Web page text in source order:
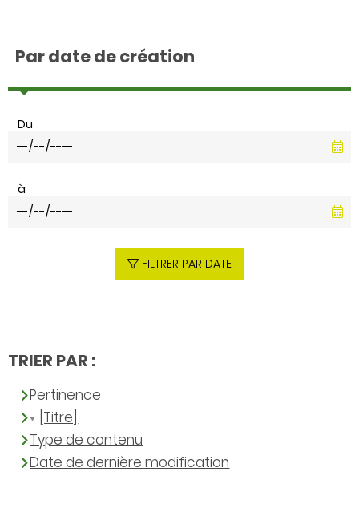
Par date de création
Du
à
FILTRER PAR DATE
TRIER PAR :
Pertinence
[Titre]
Type de contenu
Date de dernière modification